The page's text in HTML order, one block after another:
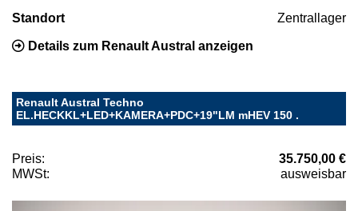
Standort Zentrallager
Details zum Renault Austral anzeigen
Renault Austral Techno
EL.HECKKL+LED+KAMERA+PDC+19"LM mHEV 150 .
Preis:
35.750,00 €
MWSt:
ausweisbar